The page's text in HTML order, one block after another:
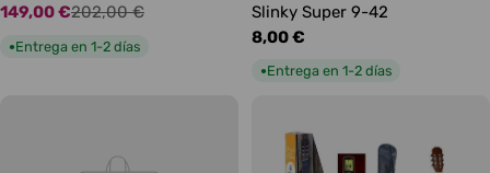
Precio
de
149,00 €
Precio
habitual
202,00 €
●Entrega en 1-2 días
Slinky Super 9-42
Precio
habitual
8,00 €
●Entrega en 1-2 días